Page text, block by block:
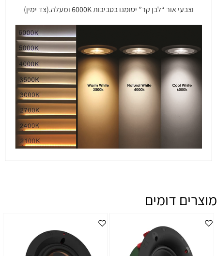
וצבעי אור “לבן קר” יסומנו בסביבות 6000K ומעלה.(צד ימין)
מוצרים דומים